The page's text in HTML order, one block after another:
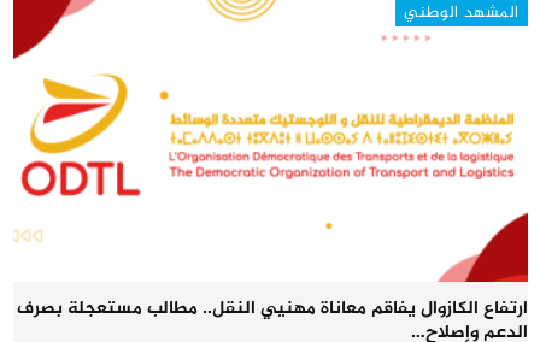
المشهد الوطني
ارتفاع الكازوال يفاقم معاناة مهنيي النقل.. مطالب مستعجلة بصرف
الدعم وإصلاح…